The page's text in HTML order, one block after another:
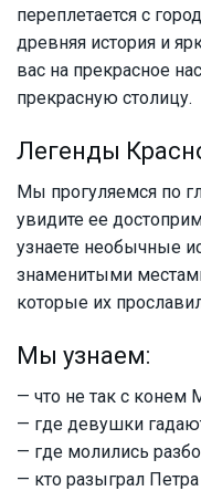
переплетается с
древняя история и
вас на прекрасное
прекрасную столицу.
Легенды
Мы прогуляемся по
увидите ее
узнаете необычные
знаменитыми
которые их
Мы узнаем:
— что не так с
— где девушки
— где молились
— кто разыграл